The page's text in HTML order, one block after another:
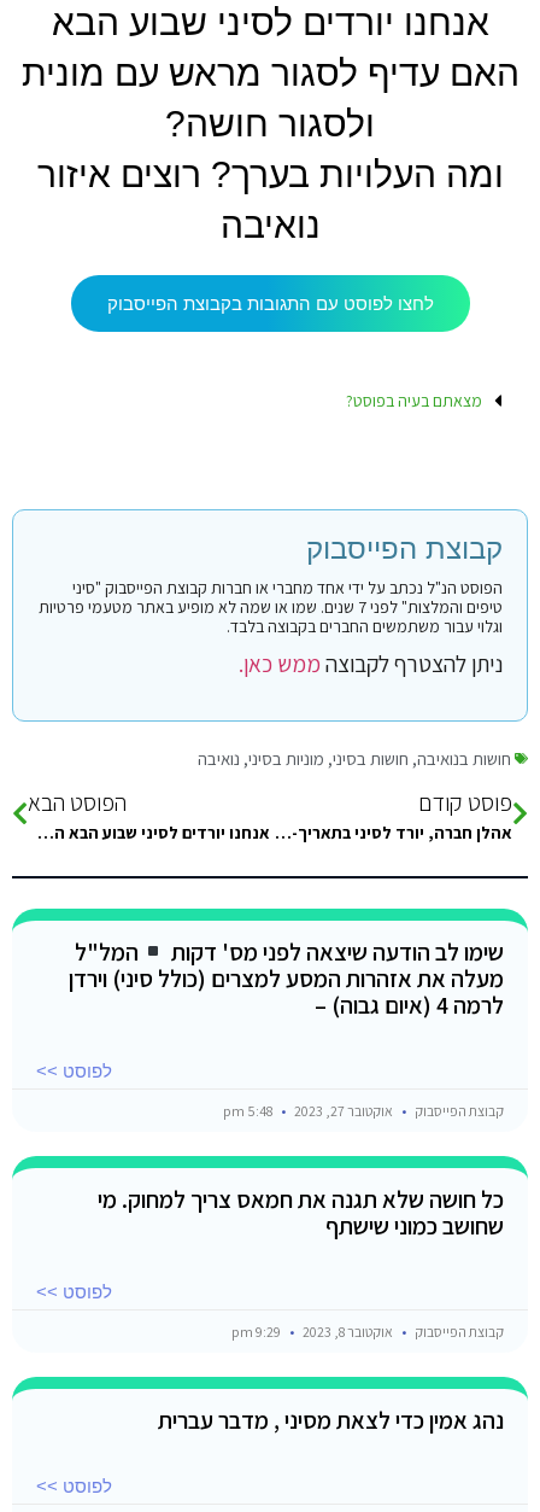
אנחנו יורדים לסיני שבוע הבא
האם עדיף לסגור מראש עם מונית
ולסגור חושה?
ומה העלויות בערך? רוצים איזור
נואיבה
לחצו לפוסט עם התגובות בקבוצת הפייסבוק
מצאתם בעיה בפוסט?
קבוצת הפייסבוק
הפוסט הנ"ל נכתב על ידי אחד מחברי או חברות קבוצת הפייסבוק "סיני
טיפים והמלצות" לפני 7 שנים. שמו או שמה לא מופיע באתר מטעמי פרטיות
וגלוי עבור משתמשים החברים בקבוצה בלבד.
ניתן להצטרף לקבוצהממש כאן.
חושות בנואיבה, חושות בסיני, מוניות בסיני, נואיבה
פוסט קודם
אהלן חברה, יורד לסיני בתאריך-6/7- במוצ״ש. יוצא מחולון בסביבות שעה-23.00- עובר דרך ירושלים( לוקח את הבן שלי)ונוסע לאילת. נוסע ברכב…
הפוסט הבא
אנחנו יורדים לסיני שבוע הבא האם עדיף לסגור מראש עם מונית ולסגור חושה? ומה העלויות בערך? רוצים איזור נואיבה
שימו לב הודעה שיצאה לפני מס' דקות
המל"ל
מעלה את אזהרות המסע למצרים (כולל סיני) וירדן
לרמה 4 (איום גבוה) –
לפוסט >>
קבוצת הפייסבוק אוקטובר 27, 2023
כל חושה שלא תגנה את חמאס צריך למחוק. מי
שחושב כמוני שישתף
לפוסט >>
קבוצת הפייסבוק אוקטובר 8, 2023
נהג אמין כדי לצאת מסיני , מדבר עברית
לפוסט >>